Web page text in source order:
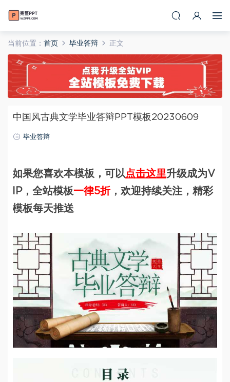
当前位置： 首页 毕业答辩 正文
中国风古典文学毕业答辩PPT模板20230609
毕业答辩
如果您喜欢本模板，可以点击这里升级成为V
IP，全站模板一律5折，欢迎持续关注，精彩
模板每天推送